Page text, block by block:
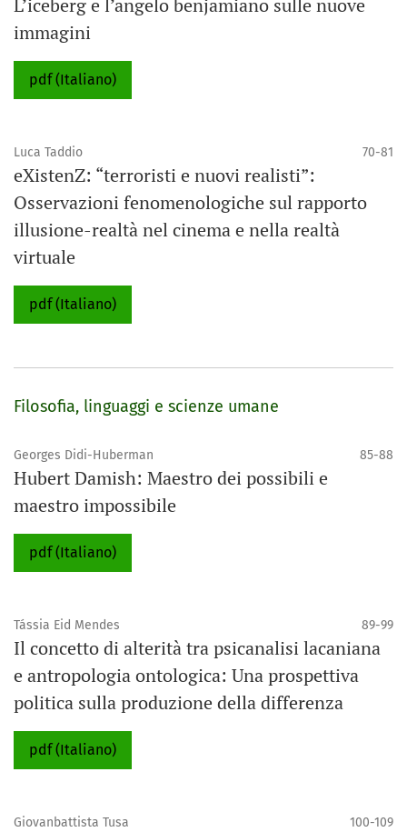
L’iceberg e l’angelo benjamiano sulle nuove
immagini
pdf (Italiano)
Luca Taddio 70-81
eXistenZ: “terroristi e nuovi realisti”:
Osservazioni fenomenologiche sul rapporto
illusione-realtà nel cinema e nella realtà
virtuale
pdf (Italiano)
Filosofia, linguaggi e scienze umane
Georges Didi-Huberman 85-88
Hubert Damish: Maestro dei possibili e
maestro impossibile
pdf (Italiano)
Tássia Eid Mendes 89-99
Il concetto di alterità tra psicanalisi lacaniana
e antropologia ontologica: Una prospettiva
politica sulla produzione della differenza
pdf (Italiano)
Giovanbattista Tusa 100-109